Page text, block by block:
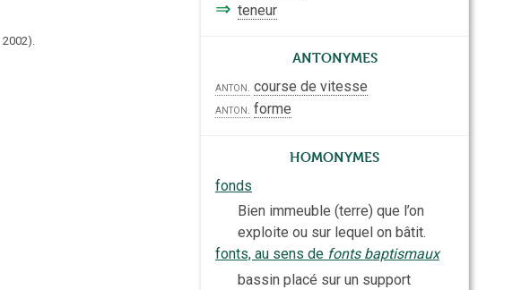
2002).
⇒ teneur
Antonymes
anton. course de vitesse
anton. forme
Homonymes
fonds
Bien immeuble (terre) que l’on
exploite ou sur lequel on bâtit.
fonts, au sens de fonts baptismaux
bassin placé sur un support